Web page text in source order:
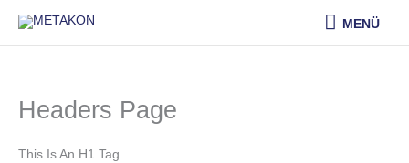
Inhalt
MENÜ
MENÜ
Headers Page
This Is An H1 Tag